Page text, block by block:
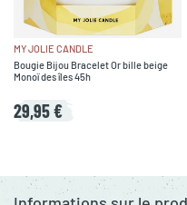
MY JOLIE CANDLE
Bougie Bijou Bracelet Or bille beige
Monoï des îles 45h
29,95 €